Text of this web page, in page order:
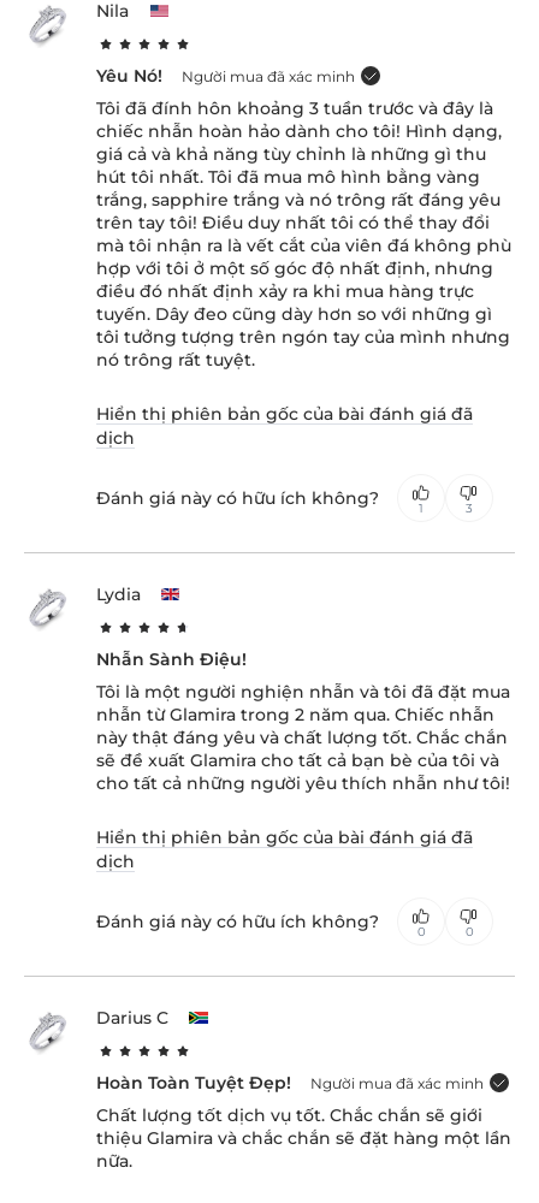
Nila
Yêu Nó! Người mua đã xác minh
Tôi đã đính hôn khoảng 3 tuần trước và đây là
chiếc nhẫn hoàn hảo dành cho tôi! Hình dạng,
giá cả và khả năng tùy chỉnh là những gì thu
hút tôi nhất. Tôi đã mua mô hình bằng vàng
trắng, sapphire trắng và nó trông rất đáng yêu
trên tay tôi! Điều duy nhất tôi có thể thay đổi
mà tôi nhận ra là vết cắt của viên đá không phù
hợp với tôi ở một số góc độ nhất định, nhưng
điều đó nhất định xảy ra khi mua hàng trực
tuyến. Dây đeo cũng dày hơn so với những gì
tôi tưởng tượng trên ngón tay của mình nhưng
nó trông rất tuyệt.
Hiển thị phiên bản gốc của bài đánh giá đã
dịch
Đánh giá này có hữu ích không? 1 3
Lydia
Nhẫn Sành Điệu!
Tôi là một người nghiện nhẫn và tôi đã đặt mua
nhẫn từ Glamira trong 2 năm qua. Chiếc nhẫn
này thật đáng yêu và chất lượng tốt. Chắc chắn
sẽ đề xuất Glamira cho tất cả bạn bè của tôi và
cho tất cả những người yêu thích nhẫn như tôi!
Hiển thị phiên bản gốc của bài đánh giá đã
dịch
Đánh giá này có hữu ích không? 0 0
Darius C
Hoàn Toàn Tuyệt Đẹp! Người mua đã xác minh
Chất lượng tốt dịch vụ tốt. Chắc chắn sẽ giới
thiệu Glamira và chắc chắn sẽ đặt hàng một lần
nữa.